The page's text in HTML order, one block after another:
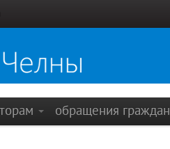
обращения граждан